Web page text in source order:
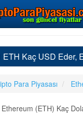
ETH Kaç USD Eder,
Para Piyasası
(ETH) Kaç